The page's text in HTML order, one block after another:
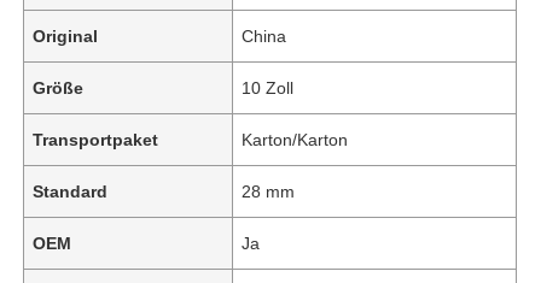
Original China
Größe 10 Zoll
Transportpaket Karton/Karton
Standard 28 mm
OEM Ja